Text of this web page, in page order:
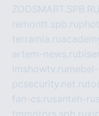
ZOOSMART.SPB.RU
remontt.spb.ru
terramia.ru
artem-news.ru
imshowtv.ru
pcsecurity.net.ru
fan-cs.rusanteh-
tmmotors.spb.ru